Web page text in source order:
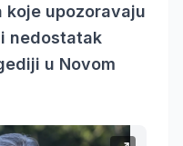
koje upozoravaju
nedostatak
u Novom